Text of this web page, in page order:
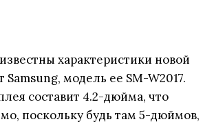
характеристики новой
Samsung, модель ее SM-W2017.
составит 4.2-дюйма, что
поскольку будь там 5-дюймов,